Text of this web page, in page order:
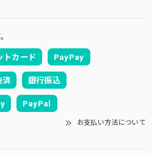
トカード PayPay
済 銀行振込
PayPal
お支払い方法について